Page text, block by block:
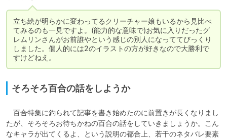
立ち絵が明らかに変わってるクリーチャー娘もいるから見比べ
てみるのも一見ですよ。(能力的な意味で)お気に入りだったグ
レムリンさんがお前誰やという感じの別人になっててびっくり
しました。個人的には2のイラストの方が好きなので大勝利で
すけどねえ。
そろそろ百合の話をしようか
百合特集に釣られて記事を書き始めたのに前置きが長くなりまし
たが、そろそろお待ちかねの百合の話をしていきましょうか。こん
なキャラが出てくるよ、という説明の都合上、若干のネタバレ要素